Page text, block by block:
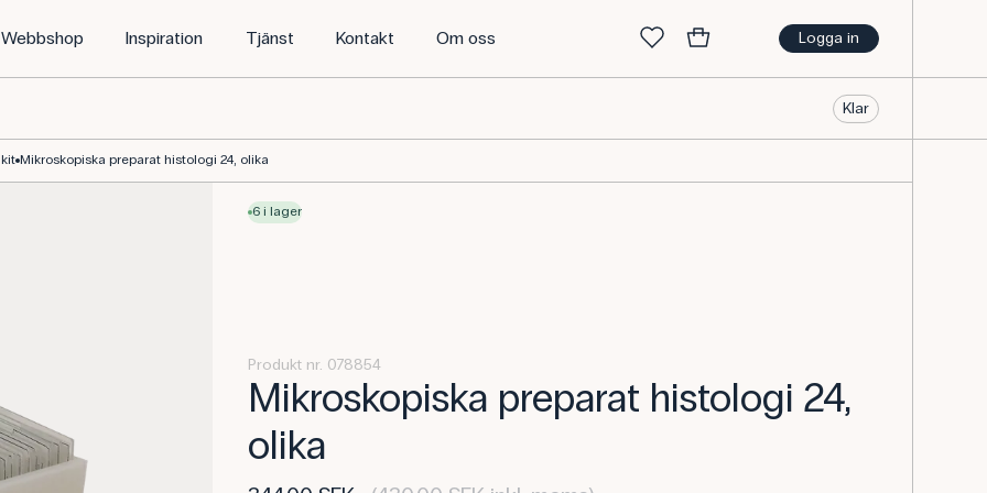
Logga in
Webbshop Inspiration Tjänst Kontakt Om oss
Klar
Mikroskopiska preparat histologi 24, olika
6 i lager
Produkt nr. 078854
Mikroskopiska preparat histologi 24,
olika